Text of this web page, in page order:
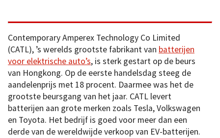
Contemporary Amperex Technology Co Limited
(CATL), ’s werelds grootste fabrikant van batterijen
voor elektrische auto’s, is sterk gestart op de beurs
van Hongkong. Op de eerste handelsdag steeg de
aandelenprijs met 18 procent. Daarmee was het de
grootste beursgang van het jaar. CATL levert
batterijen aan grote merken zoals Tesla, Volkswagen
en Toyota. Het bedrijf is goed voor meer dan een
derde van de wereldwijde verkoop van EV-batterijen.